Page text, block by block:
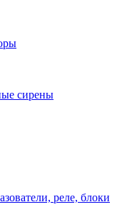
сирены
реле, блоки